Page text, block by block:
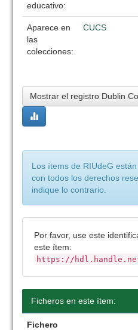
educativo:
Aparece en
las
colecciones:
CUCS
Mostrar el registro Dublin
Los ítems de RIUdeG
con todos los derechos
indique lo contrario.
Por favor, use este
este ítem:
https://
Ficheros en este ítem:
Fichero